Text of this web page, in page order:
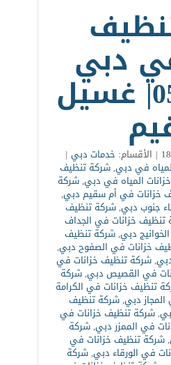
دبي
|0555131203| غسيل
| الأقسام: خدمات دبي |
في دبي,شركة تنظيف
المياه في دبي,شركة
خزانات في أم سقيم دبي,
جنوب دبي,شركة تنظيف
تنظيف خزانات في الجداف
دبي,شركة تنظيف
خزانات في الصفوح دبي,
,شركة تنظيف خزانات في
في القصيص دبي,شركة
تنظيف خزانات في الكرامة
دبي,شركة تنظيف
,شركة تنظيف خزانات في
في الممزر دبي,شركة
,شركة تنظيف خزانات في
في الورقاء دبي,شركة